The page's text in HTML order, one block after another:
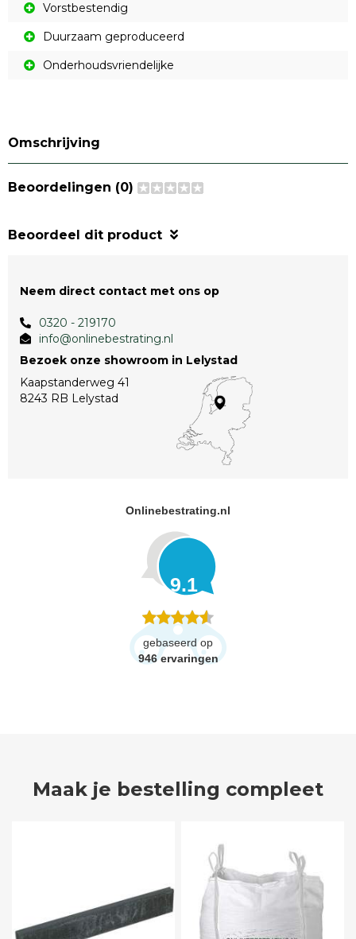
Vorstbestendig
Duurzaam geproduceerd
Onderhoudsvriendelijke
Omschrijving
Beoordelingen (0)
Beoordeel dit product
Neem direct contact met ons op
0320 - 219170
info@onlinebestrating.nl
Bezoek onze showroom in Lelystad
Kaapstanderweg 41
8243 RB Lelystad
Onlinebestrating.nl
9.1
gebaseerd op
946 ervaringen
Maak je bestelling compleet